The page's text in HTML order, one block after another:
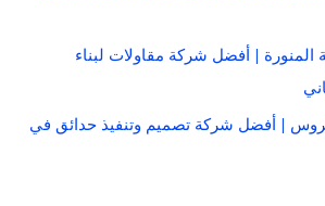
المنورة | أفضل شركة مقاولات لبناء
| أفضل شركة تصميم وتنفيذ حدائق في